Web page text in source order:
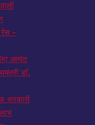
-
अत्यंत
डॉ.
सरकारी